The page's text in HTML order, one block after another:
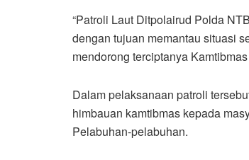
“Patroli Laut Ditpolairud Polda
dengan tujuan memantau situasi
mendorong terciptanya
Dalam pelaksanaan patroli
himbauan kamtibmas kepada
Pelabuhan-pelabuhan.